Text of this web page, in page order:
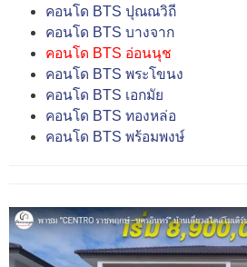
คอนโด BTS ปุณณวิถี
คอนโด BTS บางจาก
คอนโด BTS อ่อนนุช
คอนโด BTS พระโขนง
คอนโด BTS เอกมัย
คอนโด BTS ทองหล่อ
คอนโด BTS พร้อมพงษ์